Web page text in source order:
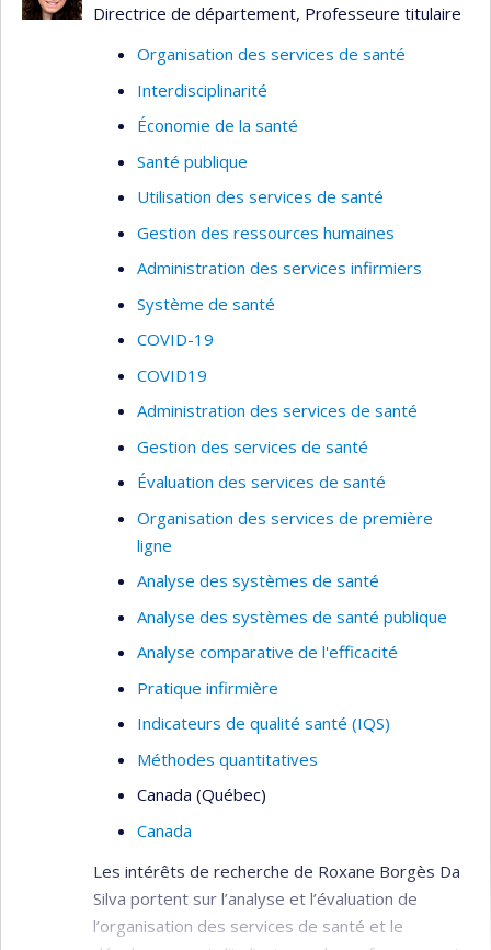
Directrice de département, Professeure titulaire
Organisation des services de santé
Interdisciplinarité
Économie de la santé
Santé publique
Utilisation des services de santé
Gestion des ressources humaines
Administration des services infirmiers
Système de santé
COVID-19
COVID19
Administration des services de santé
Gestion des services de santé
Évaluation des services de santé
Organisation des services de première
ligne
Analyse des systèmes de santé
Analyse des systèmes de santé publique
Analyse comparative de l'efficacité
Pratique infirmière
Indicateurs de qualité santé (IQS)
Méthodes quantitatives
Canada (Québec)
Canada
Les intérêts de recherche de Roxane Borgès Da
Silva portent sur l’analyse et l’évaluation de
l’organisation des services de santé et le